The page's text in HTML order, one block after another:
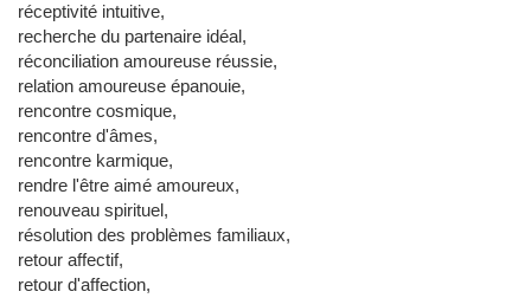
réceptivité intuitive,
recherche du partenaire idéal,
réconciliation amoureuse réussie,
relation amoureuse épanouie,
rencontre cosmique,
rencontre d'âmes,
rencontre karmique,
rendre l'être aimé amoureux,
renouveau spirituel,
résolution des problèmes familiaux,
retour affectif,
retour d'affection,